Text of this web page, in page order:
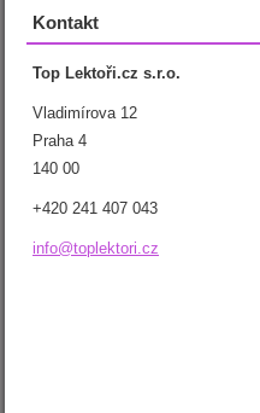
Kontakt
Top Lektoři.cz s.r.o.
Vladimírova 12
Praha 4
140 00
+420 241 407 043
info@top lektori.cz